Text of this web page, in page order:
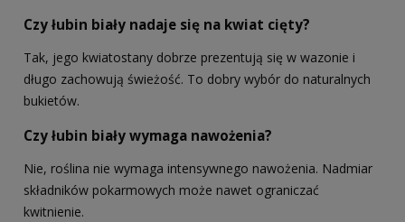
Czy łubin biały nadaje się na kwiat cięty?
Tak, jego kwiatostany dobrze prezentują się w wazonie i
długo zachowują świeżość. To dobry wybór do naturalnych
bukietów.
Czy łubin biały wymaga nawożenia?
Nie, roślina nie wymaga intensywnego nawożenia. Nadmiar
składników pokarmowych może nawet ograniczać
kwitnienie.